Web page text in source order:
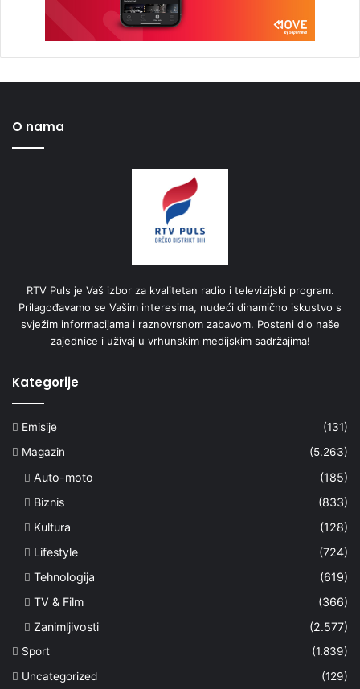
O nama
RTV Puls je Vaš izbor za kvalitetan radio i televizijski program.
Prilagođavamo se Vašim interesima, nudeći dinamično iskustvo s
svježim informacijama i raznovrsnom zabavom. Postani dio naše
zajednice i uživaj u vrhunskim medijskim sadržajima!
Kategorije
Emisije
(131)
Magazin
(5.263)
Auto-moto
(185)
Biznis
(833)
Kultura
(128)
Lifestyle
(724)
Tehnologija
(619)
TV & Film
(366)
Zanimljivosti
(2.577)
Sport
(1.839)
Uncategorized
(129)